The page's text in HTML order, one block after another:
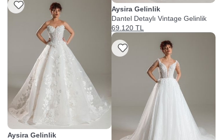
Listeme Ekle
Aysira Gelinlik
Aysira Gelinlik
Dantel Detaylı Vintage Gelinlik
69.120 TL
Listeme Ekle